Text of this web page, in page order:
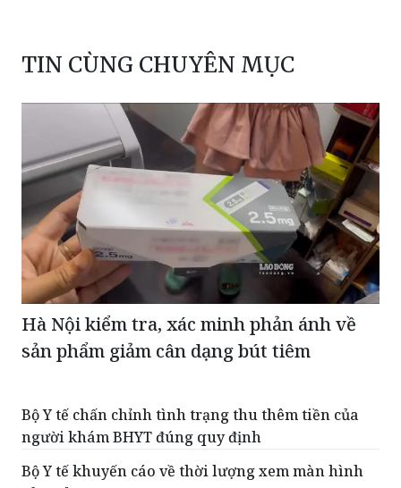
TIN CÙNG CHUYÊN MỤC
Hà Nội kiểm tra, xác minh phản ánh về
sản phẩm giảm cân dạng bút tiêm
Bộ Y tế chấn chỉnh tình trạng thu thêm tiền của
người khám BHYT đúng quy định
Bộ Y tế khuyến cáo về thời lượng xem màn hình